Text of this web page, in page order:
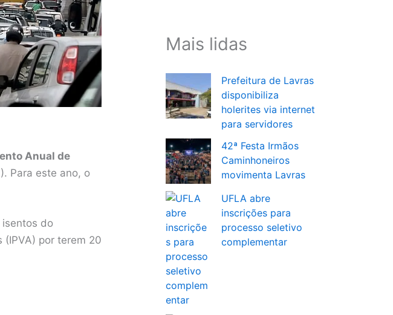
Anual de
Para este ano, o
isentos do
por terem 20
Mais lidas
Prefeitura de Lavras
disponibiliza
holerites via internet
para servidores
42ª Festa Irmãos
Caminhoneiros
movimenta Lavras
UFLA abre
inscrições para
processo seletivo
complementar